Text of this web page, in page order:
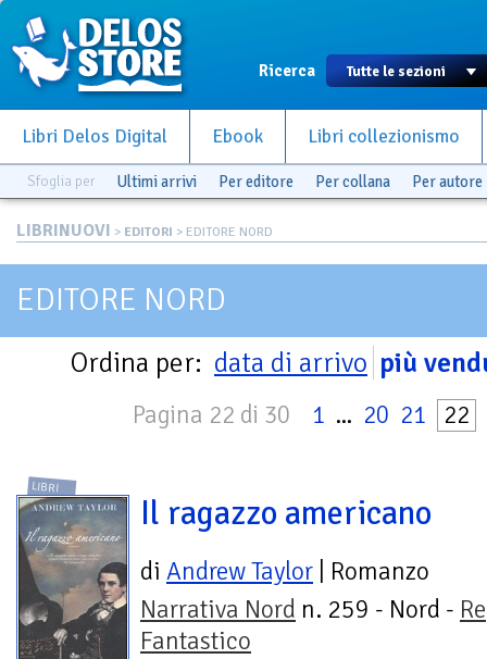
Ricerca
Libri Delos Digital Ebook Libri collezionismo
Sfoglia per Ultimi arrivi Per editore Per collana Per autore
LIBRINUOVI > EDITORI > EDITORE NORD
EDITORE NORD
Ordina per: data di arrivo più
Pagina 22 di 30 1 ... 20 21 22
LIBRI
Il ragazzo americano
di Andrew Taylor | Romanzo
Narrativa Nord n. 259 - Nord -
Fantastico